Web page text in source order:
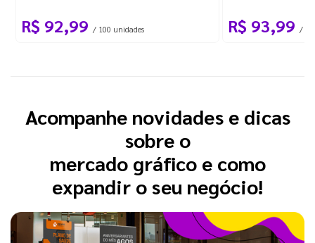
R$ 92,99 / 100 unidades R$ 93,99 /
Acompanhe novidades e dicas
sobre o
mercado gráfico e como
expandir o seu negócio!